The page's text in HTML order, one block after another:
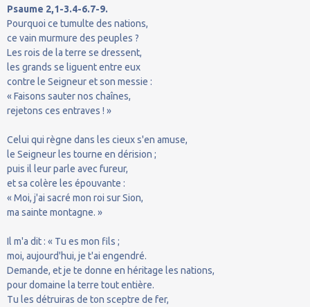
Psaume 2,1-3.4-6.7-9.
Pourquoi ce tumulte des nations,
ce vain murmure des peuples ?
Les rois de la terre se dressent,
les grands se liguent entre eux
contre le Seigneur et son messie :
« Faisons sauter nos chaînes,
rejetons ces entraves ! »
Celui qui règne dans les cieux s'en amuse,
le Seigneur les tourne en dérision ;
puis il leur parle avec fureur,
et sa colère les épouvante :
« Moi, j'ai sacré mon roi sur Sion,
ma sainte montagne. »
Il m'a dit : « Tu es mon fils ;
moi, aujourd'hui, je t'ai engendré.
Demande, et je te donne en héritage les nations,
pour domaine la terre tout entière.
Tu les détruiras de ton sceptre de fer,